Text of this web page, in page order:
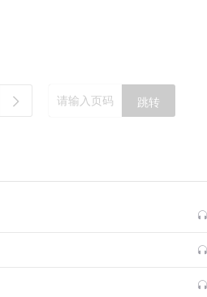
跳转